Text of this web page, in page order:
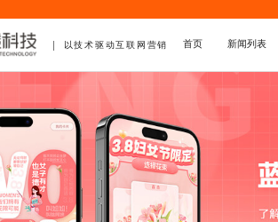
以技术驱动互联网营销 首页 新闻列表